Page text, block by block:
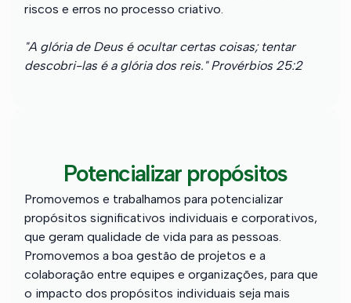
riscos e erros no processo criativo.
"A glória de Deus é ocultar certas coisas; tentar
descobri-las é a glória dos reis." Provérbios 25:2
Potencializar propósitos
Promovemos e trabalhamos para potencializar
propósitos significativos individuais e corporativos,
que geram qualidade de vida para as pessoas.
Promovemos a boa gestão de projetos e a
colaboração entre equipes e organizações, para que
o impacto dos propósitos individuais seja mais